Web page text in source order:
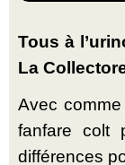
Tous à
La
Avec
fanfare colt
différences